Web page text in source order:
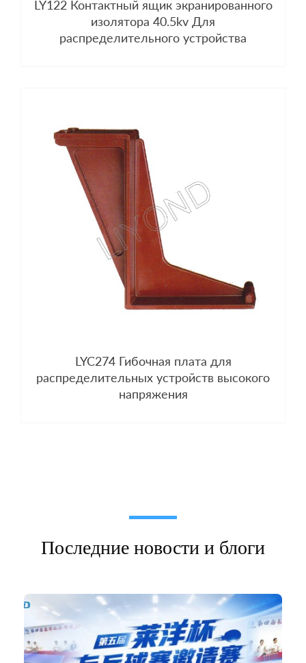
LY122 Контактный ящик экранированного
изолятора 40.5kv Для
распределительного устройства
LYC274 Гибочная плата для
распределительных устройств высокого
напряжения
Последние новости и блоги